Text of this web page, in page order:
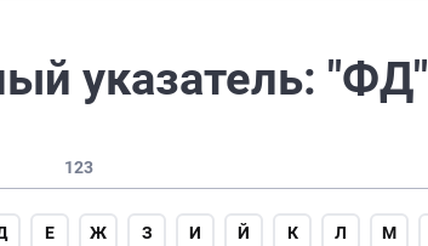
указатель: "ФД"
123
Е Ж З И Й К Л М